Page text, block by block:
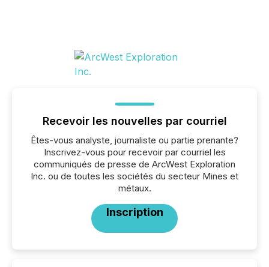
Recevoir les nouvelles par courriel
Êtes-vous analyste, journaliste ou partie prenante?
Inscrivez-vous pour recevoir par courriel les
communiqués de presse de ArcWest Exploration
Inc. ou de toutes les sociétés du secteur Mines et
métaux.
Inscription